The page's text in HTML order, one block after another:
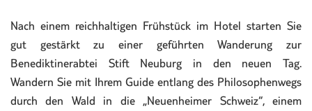
Nach einem reichhaltigen Frühstück im Hotel starten Sie
gut gestärkt zu einer geführten Wanderung zur
Benediktinerabtei Stift Neuburg in den neuen Tag.
Wandern Sie mit Ihrem Guide entlang des Philosophenwegs
durch den Wald in die „Neuenheimer Schweiz“, einem